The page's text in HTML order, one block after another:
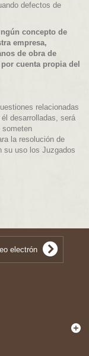
defectos de
concepto de
empresa,
de obra de
cuenta propia del
relacionadas
desarrolladas, será
someten
la resolución de
su uso los Juzgados